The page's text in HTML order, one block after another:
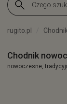
rugito.pl
Chodnik
nowoczesne,